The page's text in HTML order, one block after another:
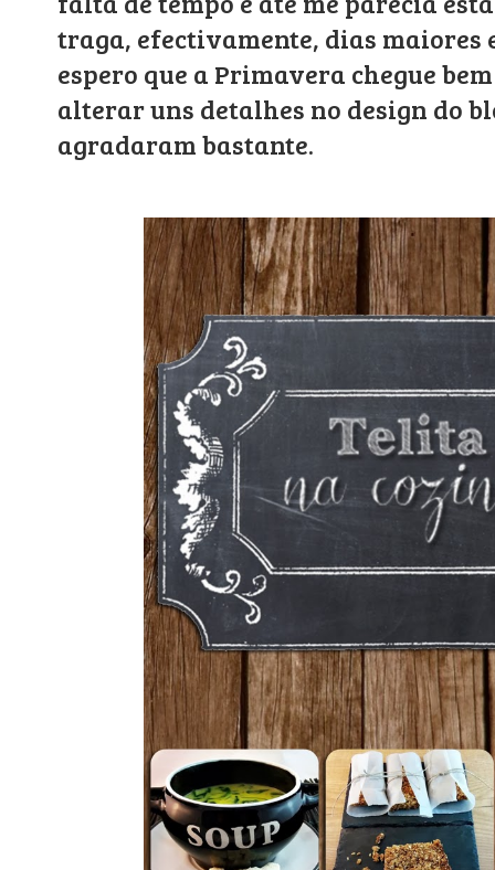
traga, efectivamente, dias maiores
espero que a Primavera chegue
alterar uns detalhes no design do
agradaram bastante.